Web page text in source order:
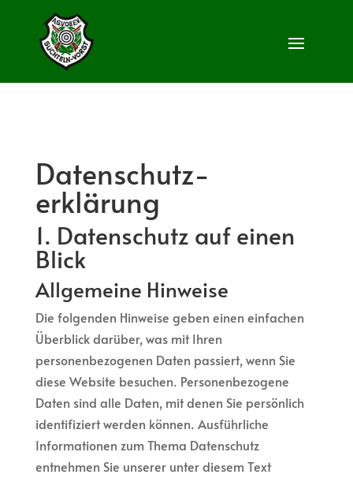
Datenschutz­
erklärung
1. Datenschutz auf einen
Blick
Allgemeine Hinweise
Die folgenden Hinweise geben einen einfachen
Überblick darüber, was mit Ihren
personenbezogenen Daten passiert, wenn Sie
diese Website besuchen. Personenbezogene
Daten sind alle Daten, mit denen Sie persönlich
identifiziert werden können. Ausführliche
Informationen zum Thema Datenschutz
entnehmen Sie unserer unter diesem Text